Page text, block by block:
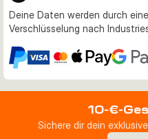
Deine Daten werden durch
Verschlüsselung nach
10-€-
Sichere dir dein